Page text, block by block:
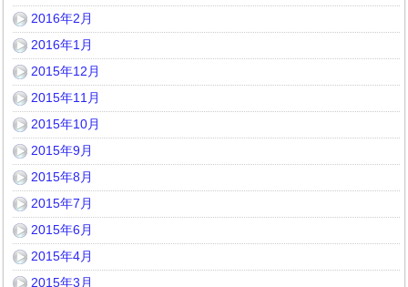
2016年2月
2016年1月
2015年12月
2015年11月
2015年10月
2015年9月
2015年8月
2015年7月
2015年6月
2015年4月
2015年3月